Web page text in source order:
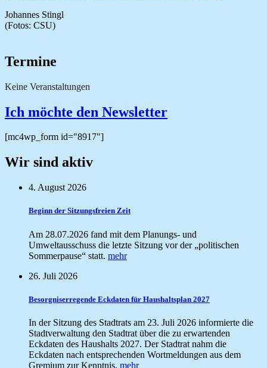
Johannes Stingl
(Fotos: CSU)
Termine
Keine Veranstaltungen
Ich möchte den Newsletter
[mc4wp_form id="8917"]
Wir sind aktiv
4. August 2026
Beginn der Sitzungsfreien Zeit
Am 28.07.2026 fand mit dem Planungs- und
Umweltausschuss die letzte Sitzung vor der „politischen
Sommerpause“ statt. mehr
26. Juli 2026
Besorgniserregende Eckdaten für Haushaltsplan 2027
In der Sitzung des Stadtrats am 23. Juli 2026 informierte die
Stadtverwaltung den Stadtrat über die zu erwartenden
Eckdaten des Haushalts 2027. Der Stadtrat nahm die
Eckdaten nach entsprechenden Wortmeldungen aus dem
Gremium zur Kenntnis. mehr